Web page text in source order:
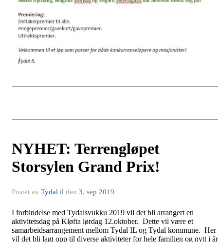
NYHET: Terrengløpet
Storsylen Grand Prix!
Postet av Tydal il den 3. sep 2019
I forbindelse med Tydalsvukku 2019 vil det bli arrangert en
aktivitetsdag på Kløfta lørdag 12.oktober. Dette vil være et
samarbeidsarrangement mellom Tydal IL og Tydal kommune. Her
vil det bli lagt opp til diverse aktiviteter for hele familien og nytt i år